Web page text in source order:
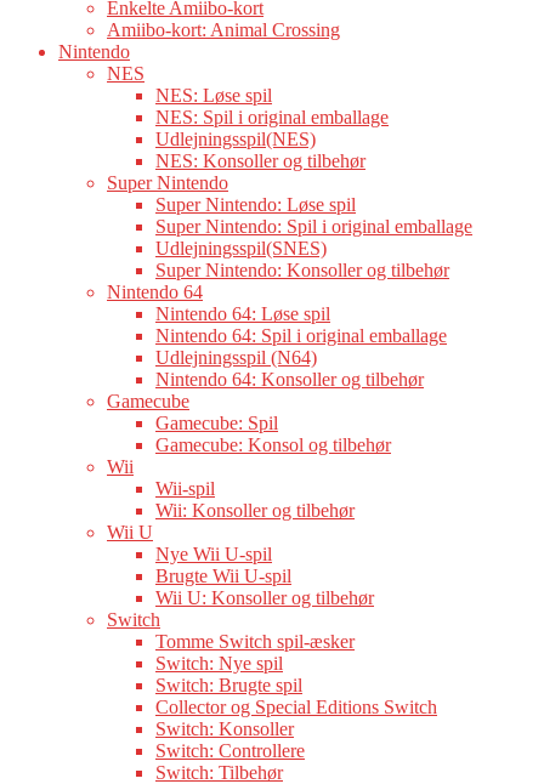
Enkelte Amiibo-kort
Amiibo-kort: Animal Crossing
Nintendo
NES
NES: Løse spil
NES: Spil i original emballage
Udlejningsspil(NES)
NES: Konsoller og tilbehør
Super Nintendo
Super Nintendo: Løse spil
Super Nintendo: Spil i original emballage
Udlejningsspil(SNES)
Super Nintendo: Konsoller og tilbehør
Nintendo 64
Nintendo 64: Løse spil
Nintendo 64: Spil i original emballage
Udlejningsspil (N64)
Nintendo 64: Konsoller og tilbehør
Gamecube
Gamecube: Spil
Gamecube: Konsol og tilbehør
Wii
Wii-spil
Wii: Konsoller og tilbehør
Wii U
Nye Wii U-spil
Brugte Wii U-spil
Wii U: Konsoller og tilbehør
Switch
Tomme Switch spil-æsker
Switch: Nye spil
Switch: Brugte spil
Collector og Special Editions Switch
Switch: Konsoller
Switch: Controllere
Switch: Tilbehør